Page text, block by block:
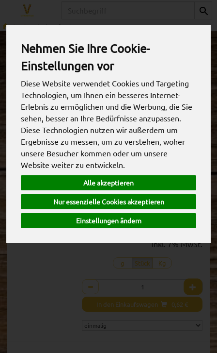
Nehmen Sie Ihre Cookie-
Einstellungen vor
Diese Website verwendet Cookies und Targeting
Technologien, um Ihnen ein besseres Internet-
Erlebnis zu ermöglichen und die Werbung, die Sie
sehen, besser an Ihre Bedürfnisse anzupassen.
Diese Technologien nutzen wir außerdem um
Ergebnisse zu messen, um zu verstehen, woher
unsere Besucher kommen oder um unsere
Website weiter zu entwickeln.
Alle akzeptieren
Nur essenzielle Cookies akzeptieren
Einstellungen ändern
Obst Zitrusfrüchte
Clementine/Mandarine
5,95 € * / kg
0,62 € / Stk
inkl. 7% MwSt.
g Stück Kg
Anzahl
In den Einkaufswagen 0,62 €